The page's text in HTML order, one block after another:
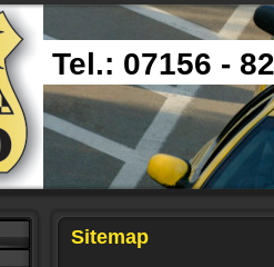
Tel.: 07156 -
Sitemap